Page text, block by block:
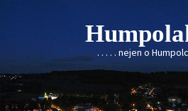
Skip
to
content
. . . . . nejen o